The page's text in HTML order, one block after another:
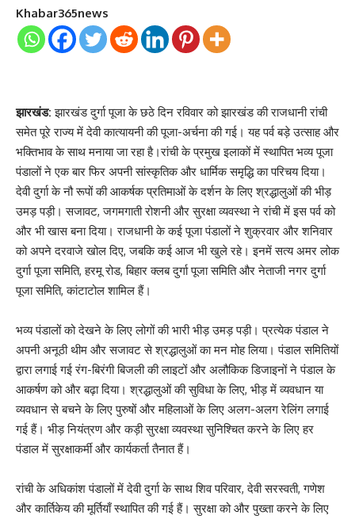
Khabar365news
झारखंड:झारखंड दुर्गा पूजा के छठे दिन रविवार को झारखंड की राजधानी रांची
समेत पूरे राज्य में देवी कात्यायनी की पूजा-अर्चना की गई। यह पर्व बड़े उत्साह और
भक्तिभाव के साथ मनाया जा रहा है।रांची के प्रमुख इलाकों में स्थापित भव्य पूजा
पंडालों ने एक बार फिर अपनी सांस्कृतिक और धार्मिक समृद्धि का परिचय दिया।
देवी दुर्गा के नौ रूपों की आकर्षक प्रतिमाओं के दर्शन के लिए श्रद्धालुओं की भीड़
उमड़ पड़ी। सजावट, जगमगाती रोशनी और सुरक्षा व्यवस्था ने रांची में इस पर्व को
और भी खास बना दिया। राजधानी के कई पूजा पंडालों ने शुक्रवार और शनिवार
को अपने दरवाजे खोल दिए, जबकि कई आज भी खुले रहे। इनमें सत्य अमर लोक
दुर्गा पूजा समिति, हरमू रोड, बिहार क्लब दुर्गा पूजा समिति और नेताजी नगर दुर्गा
पूजा समिति, कांटाटोल शामिल हैं।
भव्य पंडालों को देखने के लिए लोगों की भारी भीड़ उमड़ पड़ी। प्रत्येक पंडाल ने
अपनी अनूठी थीम और सजावट से श्रद्धालुओं का मन मोह लिया। पंडाल समितियों
द्वारा लगाई गई रंग-बिरंगी बिजली की लाइटों और अलौकिक डिजाइनों ने पंडाल के
आकर्षण को और बढ़ा दिया। श्रद्धालुओं की सुविधा के लिए, भीड़ में व्यवधान या
व्यवधान से बचने के लिए पुरुषों और महिलाओं के लिए अलग-अलग रेलिंग लगाई
गई हैं। भीड़ नियंत्रण और कड़ी सुरक्षा व्यवस्था सुनिश्चित करने के लिए हर
पंडाल में सुरक्षाकर्मी और कार्यकर्ता तैनात हैं।
रांची के अधिकांश पंडालों में देवी दुर्गा के साथ शिव परिवार, देवी सरस्वती, गणेश
और कार्तिकेय की मूर्तियाँ स्थापित की गई हैं। सुरक्षा को और पुख्ता करने के लिए